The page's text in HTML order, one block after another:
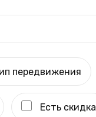
передвижения
Есть скидка